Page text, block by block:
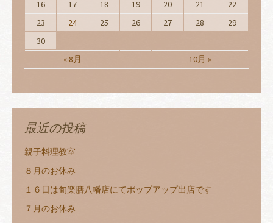
« 8月 10月 »
16
17 18 19 20 21
22
23
24 25 26 27 28
29
30
最近の投稿
親子料理教室
８月のお休み
１６日は旬楽膳八幡店にてポップアップ出店です
７月のお休み